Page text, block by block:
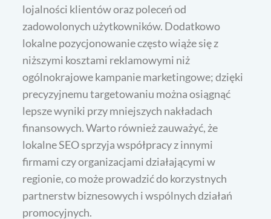
lojalności klientów oraz poleceń od
zadowolonych użytkowników. Dodatkowo
lokalne pozycjonowanie często wiąże się z
niższymi kosztami reklamowymi niż
ogólnokrajowe kampanie marketingowe; dzięki
precyzyjnemu targetowaniu można osiągnąć
lepsze wyniki przy mniejszych nakładach
finansowych. Warto również zauważyć, że
lokalne SEO sprzyja współpracy z innymi
firmami czy organizacjami działającymi w
regionie, co może prowadzić do korzystnych
partnerstw biznesowych i wspólnych działań
promocyjnych.